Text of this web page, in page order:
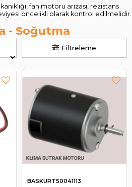
fan motoru arızası, rezistans
öncelikli olarak kontrol edilmelidir.
Filtreleme
- Soğutma
BASKURT50041113